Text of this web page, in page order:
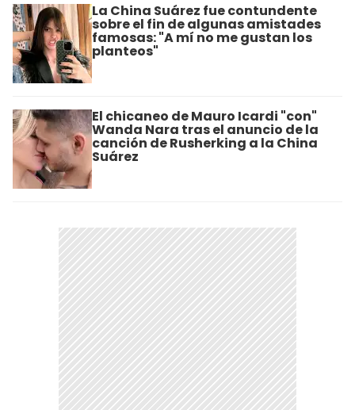
La China Suárez fue contundente
sobre el fin de algunas amistades
famosas: "A mí no me gustan los
planteos"
El chicaneo de Mauro Icardi "con"
Wanda Nara tras el anuncio de la
canción de Rusherking a la China
Suárez